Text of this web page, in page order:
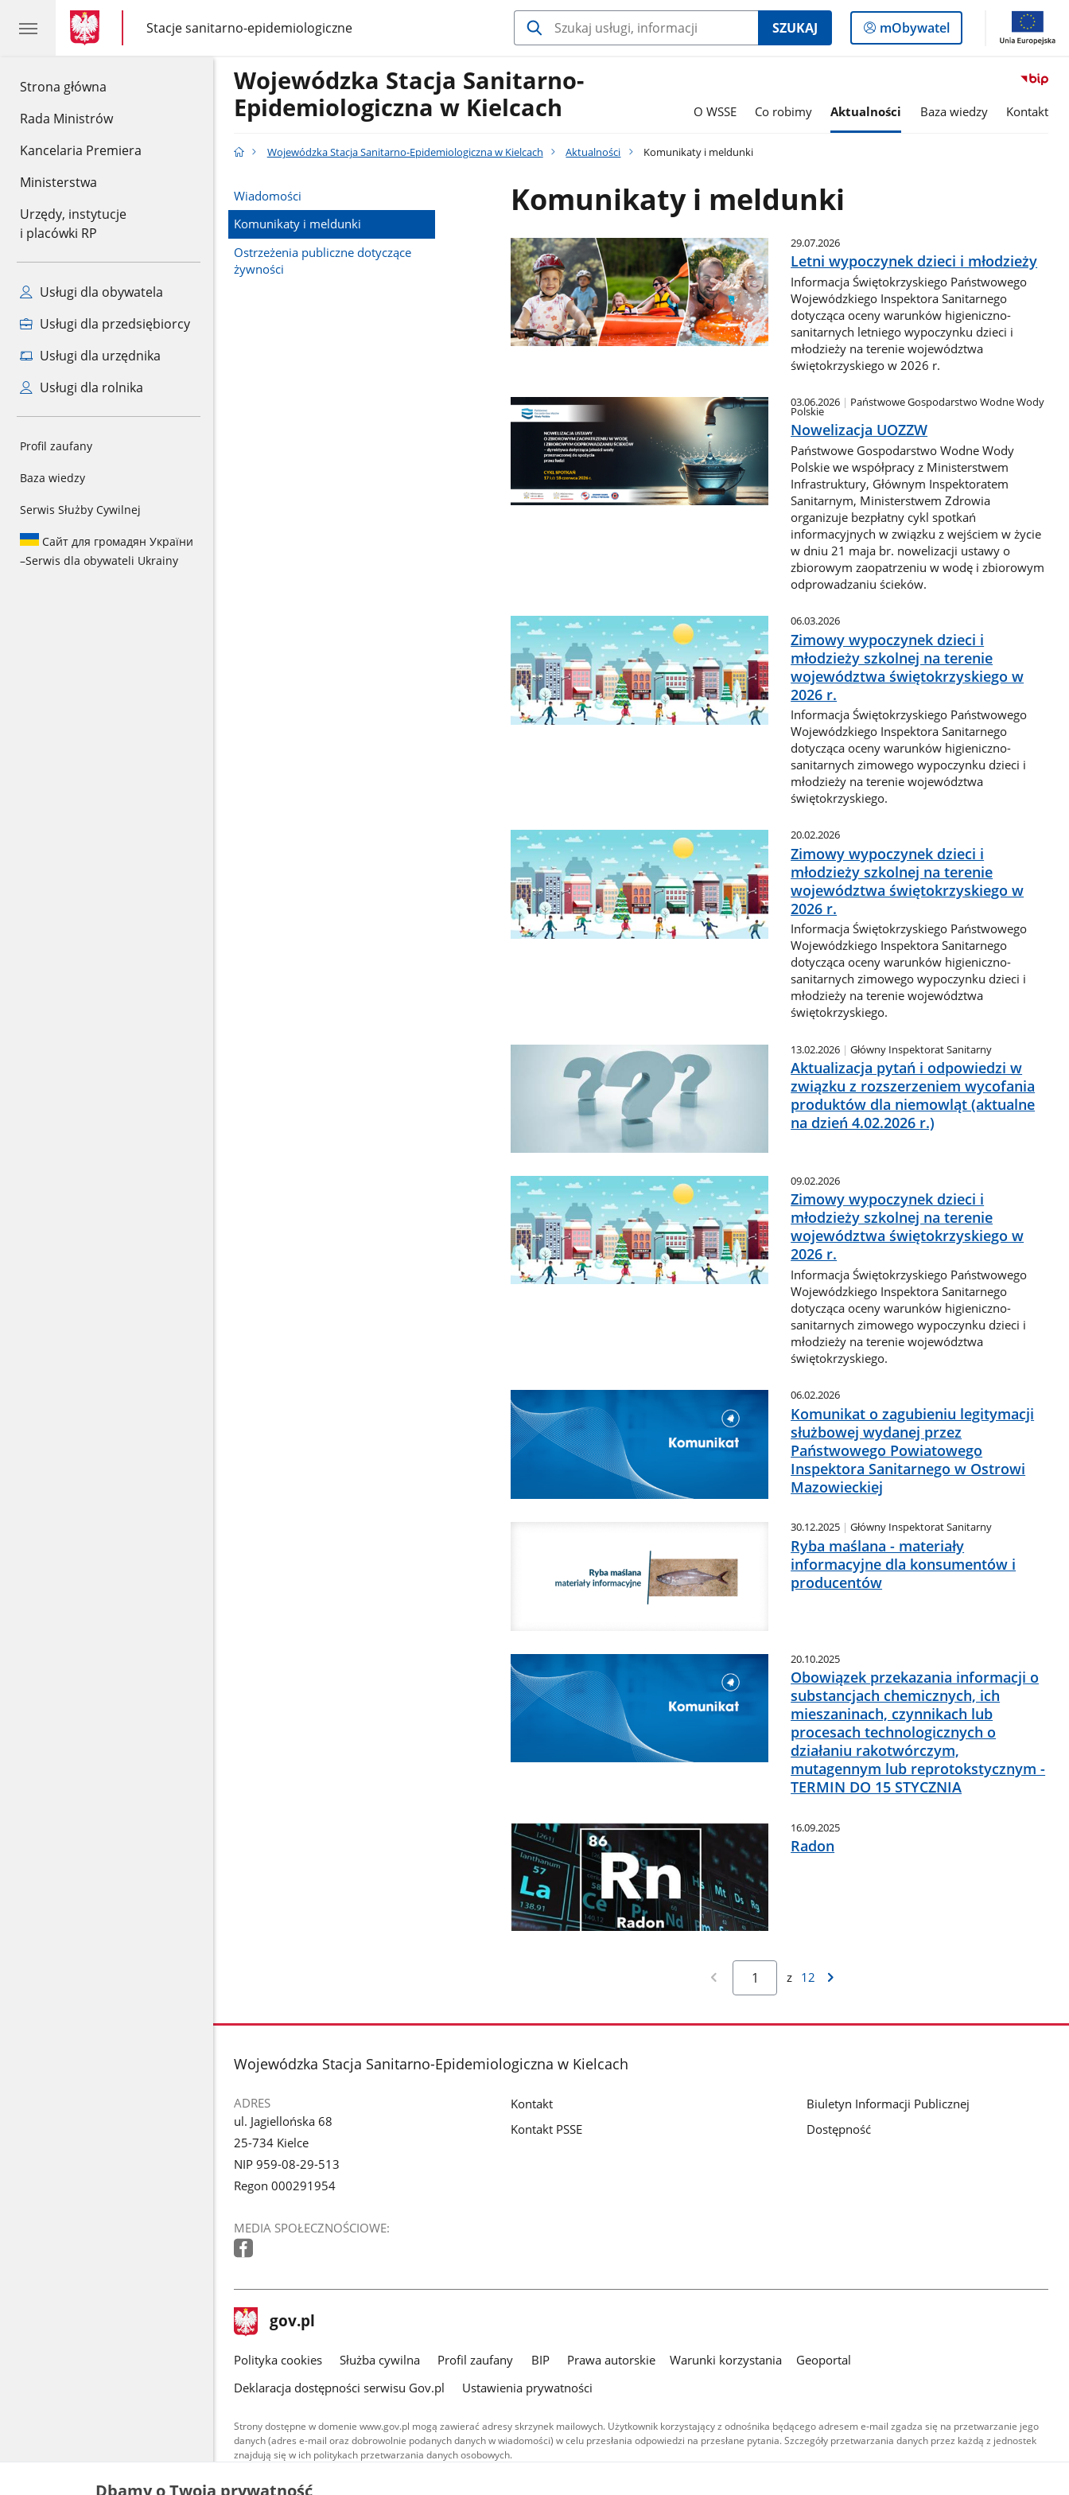
Strona główna
Rada Ministrów
Kancelaria Premiera
Ministerstwa
Urzędy, instytucje
i placówki RP
Usługi dla obywatela
Usługi dla przedsiębiorcy
Usługi dla urzędnika
Usługi dla rolnika
Profil zaufany
Baza wiedzy
Serwis Służby Cywilnej
Сайт для громадян України
–Serwis dla obywateli Ukrainy
gov.pl
gov.pl
Stacje sanitarno-epidemiologiczne
gov.pl
Stacje
sanitarno-
epidemiologiczne
SZUKAJ
Logowanie
do
mObywatel
Wojewódzka Stacja Sanitarno-
Epidemiologiczna w Kielcach
O WSSE Co robimy Aktualności Baza wiedzy Kontakt
Wojewódzka Stacja Sanitarno-Epidemiologiczna w Kielcach Aktualności Komunikaty i meldunki
Wiadomości
Komunikaty i meldunki
Ostrzeżenia publiczne dotyczące
żywności
Komunikaty i meldunki
29.07.2026
Letni wypoczynek dzieci i młodzieży
Informacja Świętokrzyskiego Państwowego
Wojewódzkiego Inspektora Sanitarnego
dotycząca oceny warunków higieniczno-
sanitarnych letniego wypoczynku dzieci i
młodzieży na terenie województwa
świętokrzyskiego w 2026 r.
03.06.2026 Państwowe Gospodarstwo Wodne Wody
Polskie
Nowelizacja UOZZW
Państwowe Gospodarstwo Wodne Wody
Polskie we współpracy z Ministerstwem
Infrastruktury, Głównym Inspektoratem
Sanitarnym, Ministerstwem Zdrowia
organizuje bezpłatny cykl spotkań
informacyjnych w związku z wejściem w życie
w dniu 21 maja br. nowelizacji ustawy o
zbiorowym zaopatrzeniu w wodę i zbiorowym
odprowadzaniu ścieków.
06.03.2026
Zimowy wypoczynek dzieci i
młodzieży szkolnej na terenie
województwa świętokrzyskiego w
2026 r.
Informacja Świętokrzyskiego Państwowego
Wojewódzkiego Inspektora Sanitarnego
dotycząca oceny warunków higieniczno-
sanitarnych zimowego wypoczynku dzieci i
młodzieży na terenie województwa
świętokrzyskiego.
20.02.2026
Zimowy wypoczynek dzieci i
młodzieży szkolnej na terenie
województwa świętokrzyskiego w
2026 r.
Informacja Świętokrzyskiego Państwowego
Wojewódzkiego Inspektora Sanitarnego
dotycząca oceny warunków higieniczno-
sanitarnych zimowego wypoczynku dzieci i
młodzieży na terenie województwa
świętokrzyskiego.
13.02.2026 Główny Inspektorat Sanitarny
Aktualizacja pytań i odpowiedzi w
związku z rozszerzeniem wycofania
produktów dla niemowląt (aktualne
na dzień 4.02.2026 r.)
09.02.2026
Zimowy wypoczynek dzieci i
młodzieży szkolnej na terenie
województwa świętokrzyskiego w
2026 r.
Informacja Świętokrzyskiego Państwowego
Wojewódzkiego Inspektora Sanitarnego
dotycząca oceny warunków higieniczno-
sanitarnych zimowego wypoczynku dzieci i
młodzieży na terenie województwa
świętokrzyskiego.
06.02.2026
Komunikat o zagubieniu legitymacji
służbowej wydanej przez
Państwowego Powiatowego
Inspektora Sanitarnego w Ostrowi
Mazowieckiej
30.12.2025 Główny Inspektorat Sanitarny
Ryba maślana - materiały
informacyjne dla konsumentów i
producentów
20.10.2025
Obowiązek przekazania informacji o
substancjach chemicznych, ich
mieszaninach, czynnikach lub
procesach technologicznych o
działaniu rakotwórczym,
mutagennym lub reprotokstycznym -
TERMIN DO 15 STYCZNIA
16.09.2025
Radon
z 12
stopka
Wojewódzka Stacja Sanitarno-Epidemiologiczna w Kielcach
ADRES
ul. Jagiellońska 68
25-734 Kielce
NIP 959-08-29-513
Regon 000291954
MEDIA SPOŁECZNOŚCIOWE:
Kontakt
Kontakt PSSE
Biuletyn Informacji Publicznej
Dostępność
stopka
gov.pl Strona
gov.pl
gov.pl
Polityka cookies Służba cywilna Profil zaufany BIP Prawa autorskie Warunki korzystania
Geoportal
Deklaracja dostępności serwisu Gov.pl
Ustawienia prywatności
Strony dostępne w domenie www.gov.pl mogą zawierać adresy skrzynek mailowych. Użytkownik korzystający z odnośnika będącego adresem e-mail zgadza się na przetwarzanie jego
danych (adres e-mail oraz dobrowolnie podanych danych w wiadomości) w celu przesłania odpowiedzi na przesłane pytania. Szczegóły przetwarzania danych przez każdą z jednostek
znajdują się w ich politykach przetwarzania danych osobowych.
Treści tekstowe publikowane w serwisie (z wyłączeniem treści audiowizualnych), są
Dbamy o Twoją prywatność